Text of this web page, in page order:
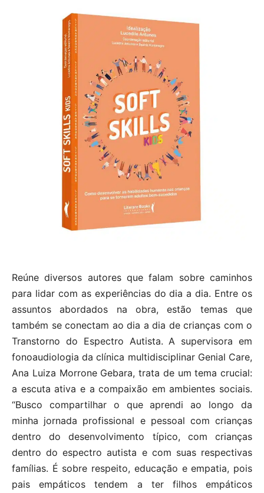
Reúne diversos autores que falam sobre caminhos
para lidar com as experiências do dia a dia. Entre os
assuntos abordados na obra, estão temas que
também se conectam ao dia a dia de crianças com o
Transtorno do Espectro Autista. A supervisora em
fonoaudiologia da clínica multidisciplinar Genial Care,
Ana Luiza Morrone Gebara, trata de um tema crucial:
a escuta ativa e a compaixão em ambientes sociais.
“Busco compartilhar o que aprendi ao longo da
minha jornada profissional e pessoal com crianças
dentro do desenvolvimento típico, com crianças
dentro do espectro autista e com suas respectivas
famílias. É sobre respeito, educação e empatia, pois
pais empáticos tendem a ter filhos empáticos